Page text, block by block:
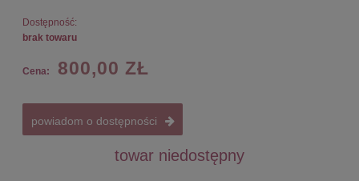
Dostępność:
brak towaru
Cena: 800,00 ZŁ
powiadom o dostępności
towar niedostępny